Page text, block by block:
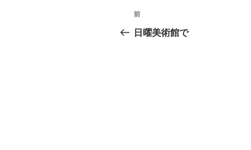
投
稿
前
の
前
日曜美術館で